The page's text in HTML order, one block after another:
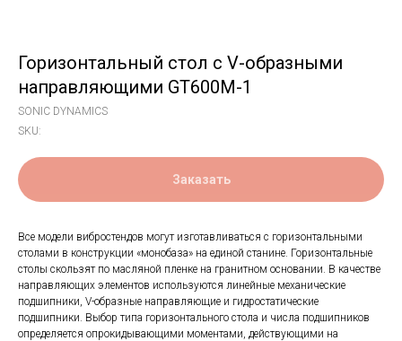
Горизонтальный стол с V-образными
направляющими GT600M-1
SONIC DYNAMICS
SKU:
Заказать
Все модели вибростендов могут изготавливаться с горизонтальными
столами в конструкции «монобаза» на единой станине. Горизонтальные
столы скользят по масляной пленке на гранитном основании. В качестве
направляющих элементов используются линейные механические
подшипники, V-образные направляющие и гидростатические
подшипники. Выбор типа горизонтального стола и числа подшипников
определяется опрокидывающими моментами, действующими на